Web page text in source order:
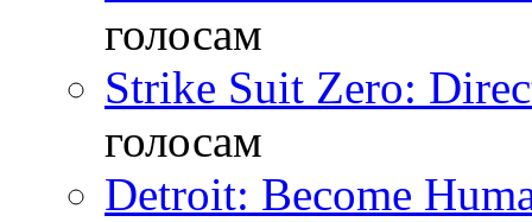
голосам
Strike Suit Zero:
голосам
Detroit: Become